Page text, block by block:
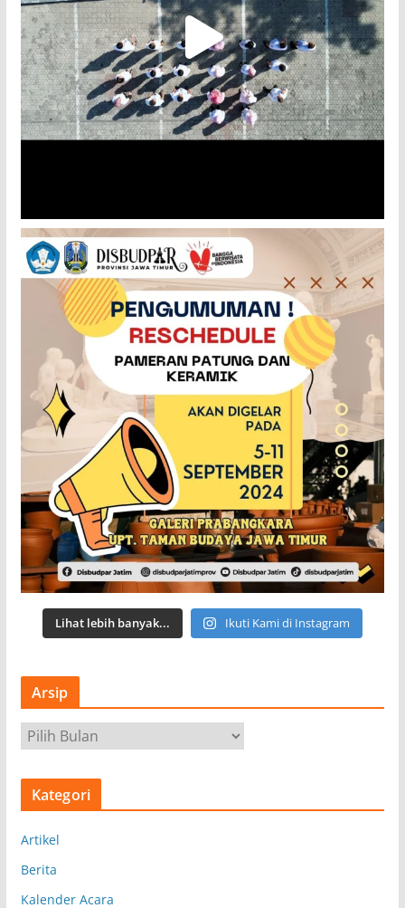
Lihat lebih banyak... Ikuti Kami di Instagram
Arsip
r
s
Kategori
Artikel
Berita
Kalender Acara